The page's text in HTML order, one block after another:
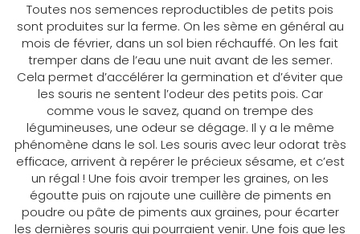
Toutes nos semences reproductibles de petits pois
sont produites sur la ferme. On les sème en général au
mois de février, dans un sol bien réchauffé. On les fait
tremper dans de l’eau une nuit avant de les semer.
Cela permet d’accélérer la germination et d’éviter que
les souris ne sentent l’odeur des petits pois. Car
comme vous le savez, quand on trempe des
légumineuses, une odeur se dégage. Il y a le même
phénomène dans le sol. Les souris avec leur odorat très
efficace, arrivent à repérer le précieux sésame, et c’est
un régal ! Une fois avoir tremper les graines, on les
égoutte puis on rajoute une cuillère de piments en
poudre ou pâte de piments aux graines, pour écarter
les dernières souris qui pourraient venir. Une fois que les